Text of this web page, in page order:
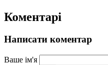
Коментарі
Написати коментар
Ваше ім'я